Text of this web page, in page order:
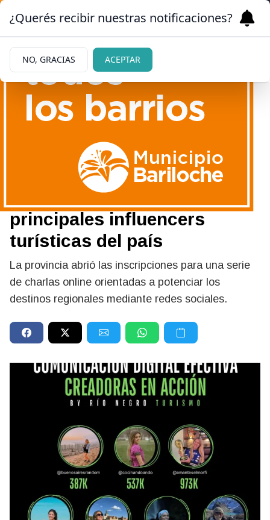
Río Negro lanza un ciclo de
capacitaciones virtuales
gratuitas junto a las
principales influencers
turísticas del país
La provincia abrió las inscripciones para una serie
de charlas online orientadas a potenciar los
destinos regionales mediante redes sociales.
¿Querés recibir nuestras notificaciones?
NO, GRACIAS ACEPTAR